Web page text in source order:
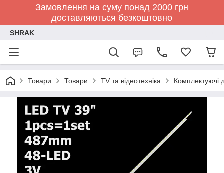
Замовлення на суму понад 2000 грн
доставляються безкоштовно
SHRAK
Товари Товари TV та відеотехніка Комплектуючі